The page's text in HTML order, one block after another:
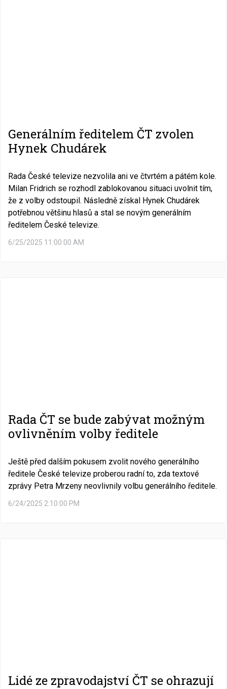
Generálním ředitelem ČT zvolen
Hynek Chudárek
Rada České televize nezvolila ani ve čtvrtém a pátém kole.
Milan Fridrich se rozhodl zablokovanou situaci uvolnit tím,
že z volby odstoupil. Následně získal Hynek Chudárek
potřebnou většinu hlasů a stal se novým generálním
ředitelem České televize.
6/25/2025 11:00:00 AM
Rada ČT se bude zabývat možným
ovlivněním volby ředitele
Ještě před dalším pokusem zvolit nového generálního
ředitele České televize proberou radní to, zda textové
zprávy Petra Mrzeny neovlivnily volbu generálního ředitele.
6/24/2025 2:10:00 PM
Lidé ze zpravodajství ČT se ohrazují